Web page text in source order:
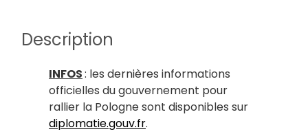
Description
INFOS: les dernières informations
officielles du gouvernement pour
rallier la Pologne sont disponibles sur
diplomatie.gouv.fr.